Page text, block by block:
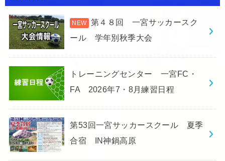
第４８回 一宮サッカースク
ール 学年別秋季大会
トレーニングセンター 一宮FC・
FA 2026年7・8月練習日程
第53回一宮サッカースクール 夏季
合宿 IN神鍋高原